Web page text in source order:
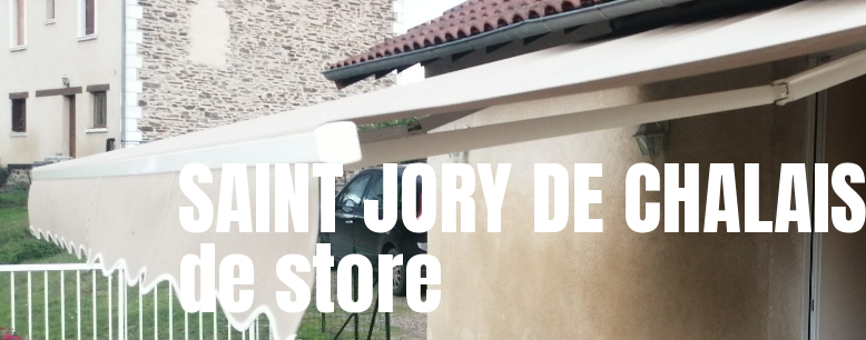
SAINT JORY DE
de store